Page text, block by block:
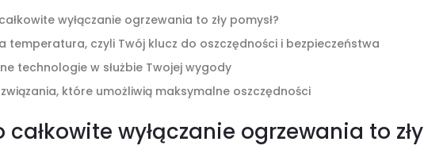
wyłączanie ogrzewania to zły pomysł?
temperatura, czyli Twój klucz do oszczędności i bezpieczeństwa
technologie w służbie Twojej wygody
które umożliwią maksymalne oszczędności
całkowite wyłączanie ogrzewania to zły